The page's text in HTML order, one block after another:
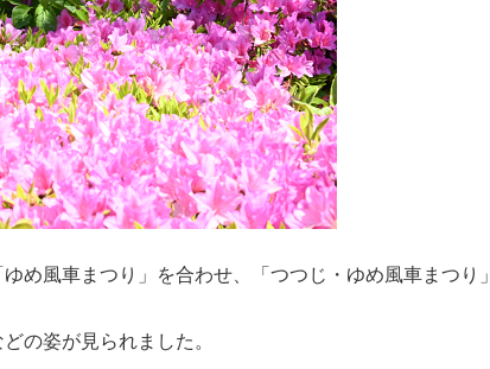
め風車まつり」を合わせ、「つつじ・ゆめ風車まつり」
の姿が見られました。